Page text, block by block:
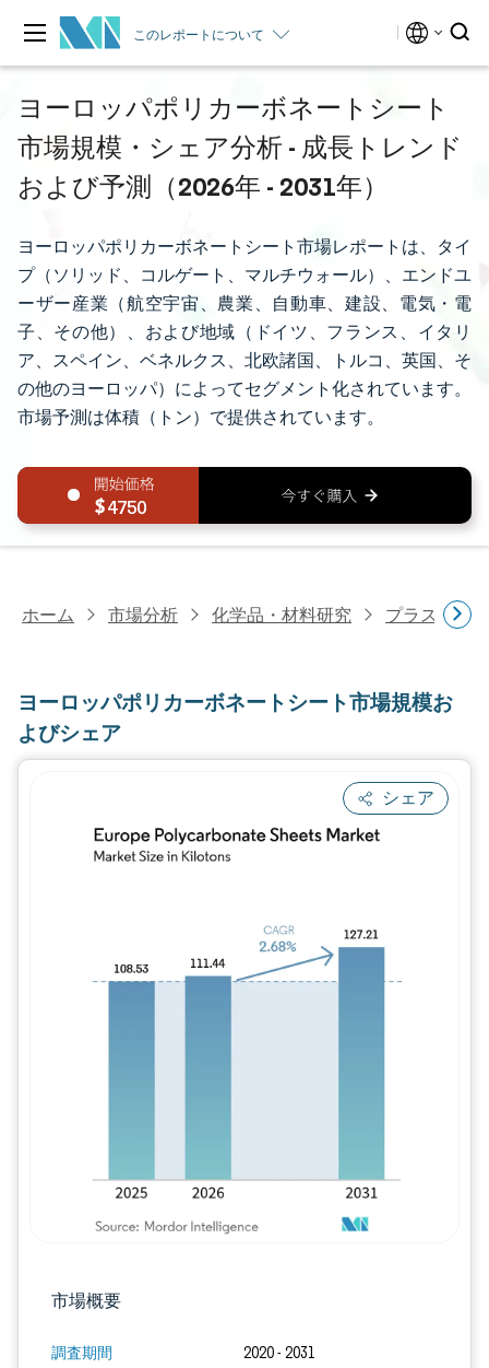
このレポートについて
ヨーロッパポリカーボネートシート
市場規模・シェア分析 - 成長トレンド
および予測（2026年 - 2031年）
ヨーロッパポリカーボネートシート市場レポートは、タイ
プ（ソリッド、コルゲート、マルチウォール）、エンドユ
ーザー産業（航空宇宙、農業、自動車、建設、電気・電
子、その他）、および地域（ドイツ、フランス、イタリ
ア、スペイン、ベネルクス、北欧諸国、トルコ、英国、そ
の他のヨーロッパ）によってセグメント化されています。
市場予測は体積（トン）で提供されています。
4750
ホーム 市場分析 化学品・材料研究 プラスチッ
ヨーロッパポリカーボネートシート市場規模お
よびシェア
シェア
市場概要
調査期間 2020 - 2031